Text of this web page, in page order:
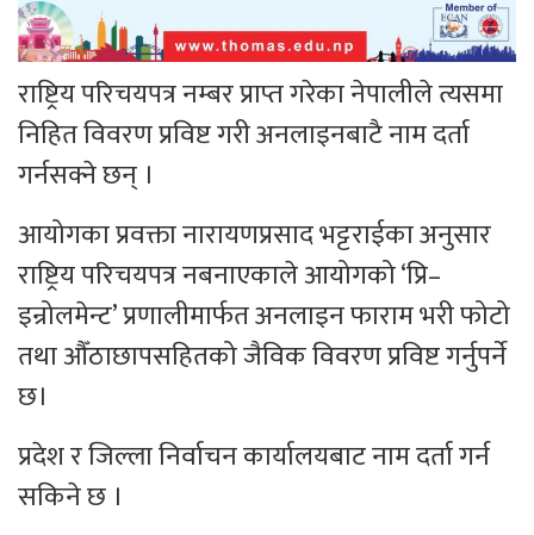
राष्ट्रिय परिचयपत्र नम्बर प्राप्त गरेका नेपालीले त्यसमा
निहित विवरण प्रविष्ट गरी अनलाइनबाटै नाम दर्ता
गर्नसक्ने छन् ।
आयोगका प्रवक्ता नारायणप्रसाद भट्टराईका अनुसार
राष्ट्रिय परिचयपत्र नबनाएकाले आयोगको ‘प्रि–
इन्रोलमेन्ट’ प्रणालीमार्फत अनलाइन फाराम भरी फोटो
तथा औँठाछापसहितको जैविक विवरण प्रविष्ट गर्नुपर्ने
छ।
प्रदेश र जिल्ला निर्वाचन कार्यालयबाट नाम दर्ता गर्न
सकिने छ ।